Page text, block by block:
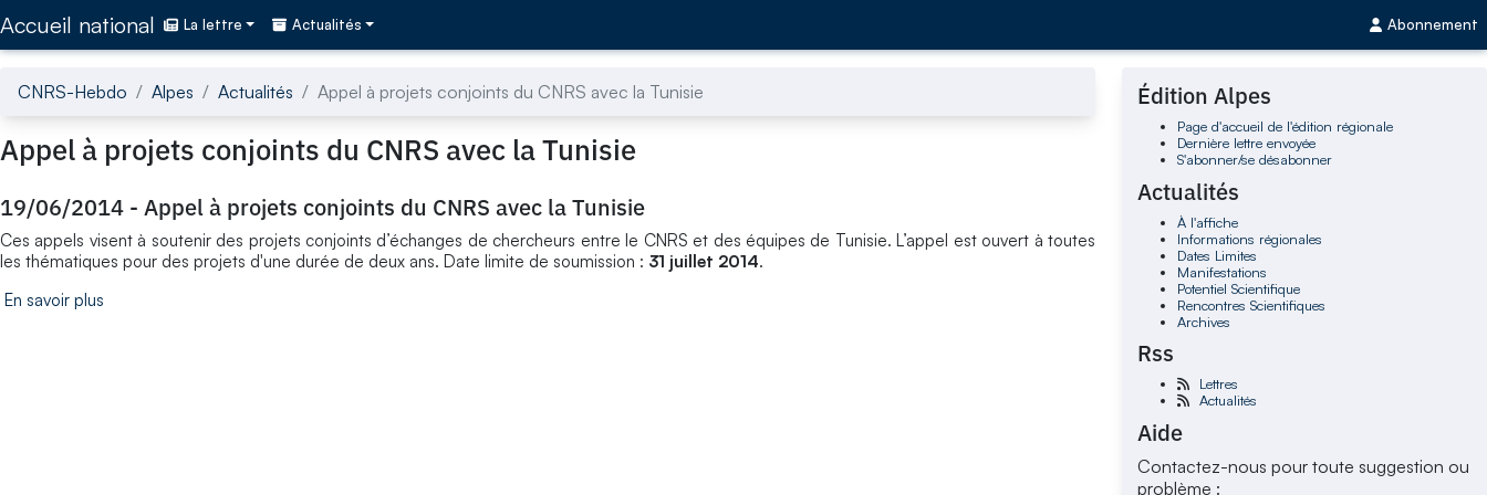
Accueil national La lettre Actualités Abonnement
CNRS-Hebdo Alpes Actualités Appel à projets conjoints du CNRS avec la Tunisie
Appel à projets conjoints du CNRS avec la Tunisie
19/06/2014 - Appel à projets conjoints du CNRS avec la Tunisie
Ces appels visent à soutenir des projets conjoints d’échanges de chercheurs entre le CNRS et des équipes de Tunisie. L’appel est ouvert à toutes
les thématiques pour des projets d'une durée de deux ans. Date limite de soumission : 31 juillet 2014.
En savoir plus
Édition Alpes
Page d'accueil de l'édition régionale
Dernière lettre envoyée
S'abonner/se désabonner
Actualités
À l'affiche
Informations régionales
Dates Limites
Manifestations
Potentiel Scientifique
Rencontres Scientifiques
Archives
Rss
Lettres
Actualités
Aide
Contactez-nous pour toute suggestion ou
problème :